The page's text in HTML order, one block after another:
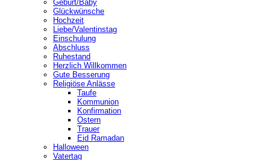
Geburt/Baby
Glückwünsche
Hochzeit
Liebe/Valentinstag
Einschulung
Abschluss
Ruhestand
Herzlich Willkommen
Gute Besserung
Religiöse Anlässe
Taufe
Kommunion
Konfirmation
Ostern
Trauer
Eid Ramadan
Halloween
Vatertag